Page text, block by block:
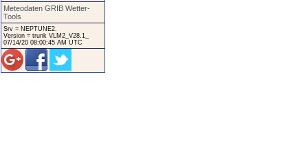
Meteodaten GRIB Wetter-
Tools
Srv = NEPTUNE2.
Version = trunk VLM2_V28.1_
07/14/20 08:00:45 AM UTC